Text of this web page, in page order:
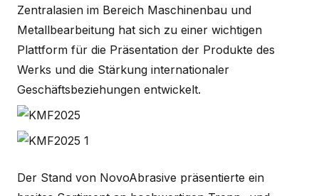
Zentralasien im Bereich Maschinenbau und
Metallbearbeitung hat sich zu einer wichtigen
Plattform für die Präsentation der Produkte des
Werks und die Stärkung internationaler
Geschäftsbeziehungen entwickelt.
Der Stand von NovoAbrasive präsentierte ein